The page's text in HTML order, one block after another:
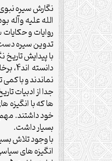
نگارش سيره
تدوين سيره
با پيدايش
نماندند و با
جدا از ادبيات
ها كه با
خود داشتند.
بسيار داشت.
با وجود تلاش
انگيزه هاى